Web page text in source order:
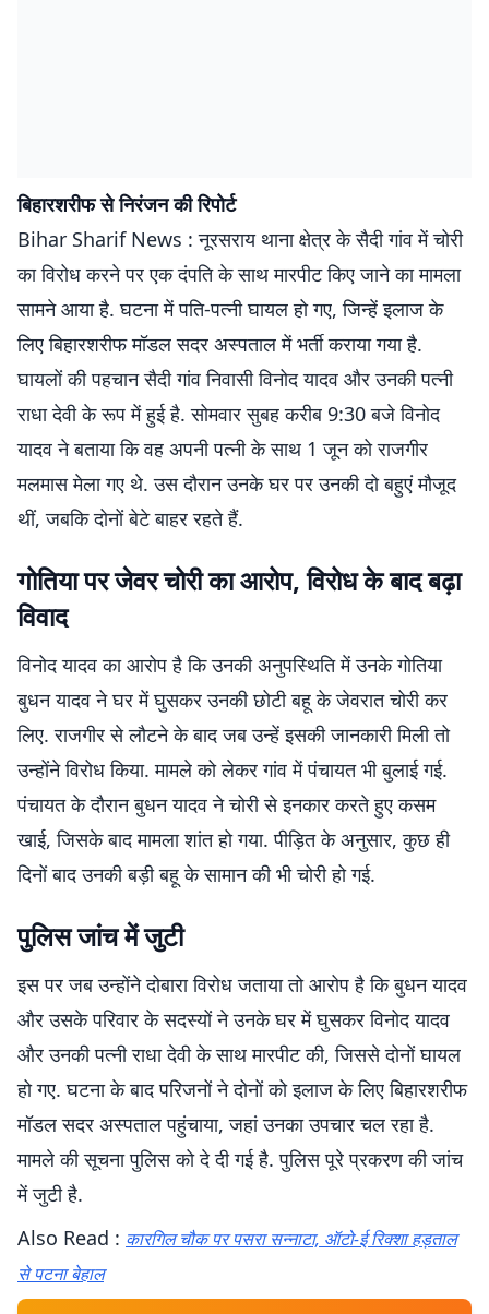
बिहारशरीफ से निरंजन की रिपोर्ट
Bihar Sharif News : नूरसराय थाना क्षेत्र के सैदी गांव में चोरी
का विरोध करने पर एक दंपति के साथ मारपीट किए जाने का मामला
सामने आया है. घटना में पति-पत्नी घायल हो गए, जिन्हें इलाज के
लिए बिहारशरीफ मॉडल सदर अस्पताल में भर्ती कराया गया है.
घायलों की पहचान सैदी गांव निवासी विनोद यादव और उनकी पत्नी
राधा देवी के रूप में हुई है. सोमवार सुबह करीब 9:30 बजे विनोद
यादव ने बताया कि वह अपनी पत्नी के साथ 1 जून को राजगीर
मलमास मेला गए थे. उस दौरान उनके घर पर उनकी दो बहुएं मौजूद
थीं, जबकि दोनों बेटे बाहर रहते हैं.
गोतिया पर जेवर चोरी का आरोप, विरोध के बाद बढ़ा
विवाद
विनोद यादव का आरोप है कि उनकी अनुपस्थिति में उनके गोतिया
बुधन यादव ने घर में घुसकर उनकी छोटी बहू के जेवरात चोरी कर
लिए. राजगीर से लौटने के बाद जब उन्हें इसकी जानकारी मिली तो
उन्होंने विरोध किया. मामले को लेकर गांव में पंचायत भी बुलाई गई.
पंचायत के दौरान बुधन यादव ने चोरी से इनकार करते हुए कसम
खाई, जिसके बाद मामला शांत हो गया. पीड़ित के अनुसार, कुछ ही
दिनों बाद उनकी बड़ी बहू के सामान की भी चोरी हो गई.
पुलिस जांच में जुटी
इस पर जब उन्होंने दोबारा विरोध जताया तो आरोप है कि बुधन यादव
और उसके परिवार के सदस्यों ने उनके घर में घुसकर विनोद यादव
और उनकी पत्नी राधा देवी के साथ मारपीट की, जिससे दोनों घायल
हो गए. घटना के बाद परिजनों ने दोनों को इलाज के लिए बिहारशरीफ
मॉडल सदर अस्पताल पहुंचाया, जहां उनका उपचार चल रहा है.
मामले की सूचना पुलिस को दे दी गई है. पुलिस पूरे प्रकरण की जांच
में जुटी है.
Also Read : कारगिल चौक पर पसरा सन्नाटा, ऑटो-ई रिक्शा हड़ताल
से पटना बेहाल